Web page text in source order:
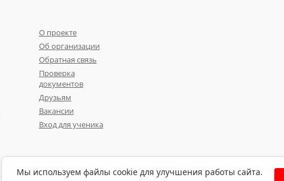
О проекте
Об организации
Обратная связь
Проверка
документов
Друзьям
Вакансии
Вход для ученика
Мы используем файлы cookie для улучшения работы сайта.